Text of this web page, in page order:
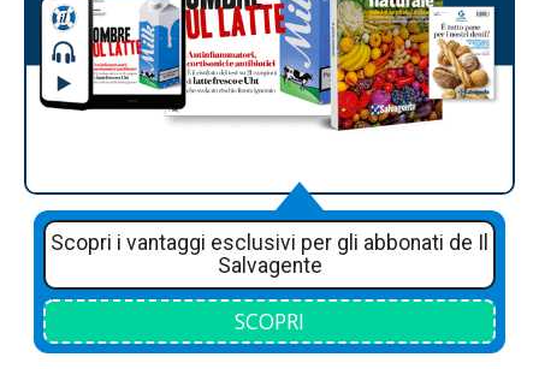
Scopri i vantaggi esclusivi per gli abbonati de Il
Salvagente
SCOPRI